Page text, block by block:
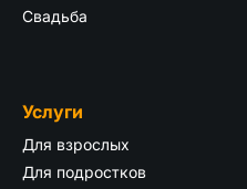
Свадьба
Услуги
Для взрослых
Для подростков